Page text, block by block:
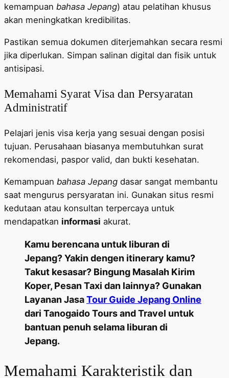
kemampuan bahasa Jepang) atau pelatihan khusus
akan meningkatkan kredibilitas.
Pastikan semua dokumen diterjemahkan secara resmi
jika diperlukan. Simpan salinan digital dan fisik untuk
antisipasi.
Memahami Syarat Visa dan Persyaratan
Administratif
Pelajari jenis visa kerja yang sesuai dengan posisi
tujuan. Perusahaan biasanya membutuhkan surat
rekomendasi, paspor valid, dan bukti kesehatan.
Kemampuan bahasa Jepang dasar sangat membantu
saat mengurus persyaratan ini. Gunakan situs resmi
kedutaan atau konsultan terpercaya untuk
mendapatkan informasi akurat.
Kamu berencana untuk liburan di
Jepang? Yakin dengen itinerary kamu?
Takut kesasar? Bingung Masalah Kirim
Koper, Pesan Taxi dan lainnya? Gunakan
Layanan JasaTour Guide Jepang Online
dari Tanogaido Tours and Travel untuk
bantuan penuh selama liburan di
Jepang.
Memahami Karakteristik dan